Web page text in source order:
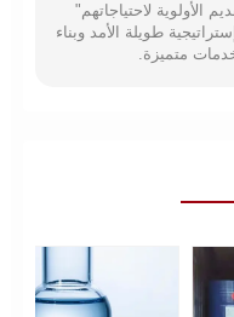
الأولوية لاحتياجاتهم"
طويلة الأمد وبناء
متميزة.